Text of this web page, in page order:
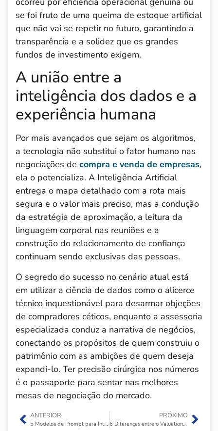
se foi fruto de uma queima de estoque artificial
que não vai se repetir no futuro, garantindo a
transparência e a solidez que os grandes
fundos de investimento exigem.
A união entre a
inteligência dos dados e a
experiência humana
Por mais avançados que sejam os algoritmos,
a tecnologia não substitui o fator humano nas
negociações de compra e venda de empresas,
ela o potencializa. A Inteligência Artificial
entrega o mapa detalhado com a rota mais
segura e o valor mais preciso, mas a condução
da estratégia de aproximação, a leitura da
linguagem corporal nas reuniões e a
construção do relacionamento de confiança
continuam sendo exclusivas das pessoas.
O segredo do sucesso no cenário atual está
em utilizar a ciência de dados como o alicerce
técnico inquestionável para desarmar objeções
de compradores céticos, enquanto a assessoria
especializada conduz a narrativa de negócios,
conectando os propósitos de quem construiu o
patrimônio com as ambições de quem deseja
expandi-lo. Ter precisão cirúrgica nos números
é o passaporte para sentar nas melhores
mesas de negociação do mercado.
ANTERIOR
5 Modelos de Prompt para Inteligência Artificial para Valuation de Empresa
PRÓXIMO
6 Diferenças entre o Valuation Tradicional e o Valuation por IA